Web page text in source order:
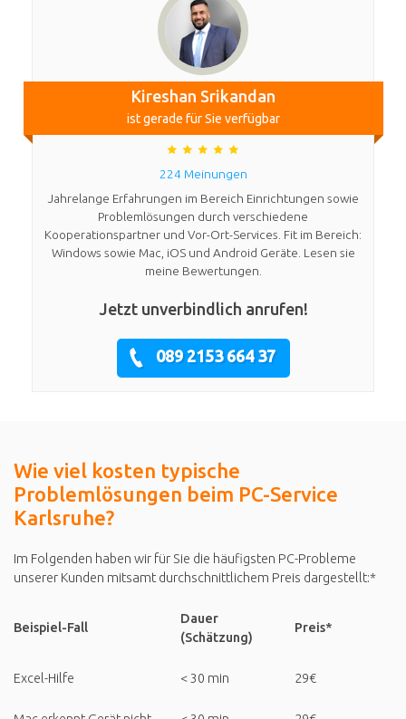
Kireshan Srikandan
ist gerade für Sie verfügbar
224 Meinungen
Jahrelange Erfahrungen im Bereich Einrichtungen sowie
Problemlösungen durch verschiedene
Kooperationspartner und Vor-Ort-Services. Fit im Bereich:
Windows sowie Mac, iOS und Android Geräte. Lesen sie
meine Bewertungen.
Jetzt unverbindlich anrufen!
089 2153 664 37
Wie viel kosten typische
Problemlösungen beim PC-Service
Karlsruhe?
Im Folgenden haben wir für Sie die häufigsten PC-Probleme
unserer Kunden mitsamt durchschnittlichem Preis dargestellt:*
Beispiel-Fall
Dauer
(Schätzung)
Preis*
Excel-Hilfe < 30 min 29€